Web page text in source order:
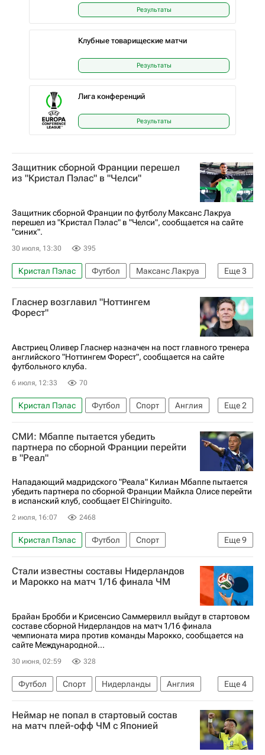
Результаты
Клубные товарищеские матчи
Результаты
Лига конференций
Результаты
Защитник сборной Франции перешел
из "Кристал Пэлас" в "Челси"
Защитник сборной Франции по футболу Максанс Лакруа
перешел из "Кристал Пэлас" в "Челси", сообщается на сайте
"синих".
30 июля, 13:30 395
Еще3
Кристал Пэлас Футбол
Максанс Лакруа
Челси
АПЛ 2026-2027 (Чемпионат Англии по футболу)
Гласнер возглавил "Ноттингем
Форест"
Австриец Оливер Гласнер назначен на пост главного тренера
английского "Ноттингем Форест", сообщается на сайте
футбольного клуба.
6 июля, 12:33 70
Еще2
Кристал Пэлас Футбол Спорт
Англия
Ноттингем Форест
Рид
СМИ: Мбаппе пытается убедить
партнера по сборной Франции перейти
в "Реал"
Нападающий мадридского "Реала" Килиан Мбаппе пытается
убедить партнера по сборной Франции Майкла Олисе перейти
в испанский клуб, сообщает El Chiringuito.
2 июля, 16:07 2468
Еще9
Кристал Пэлас Футбол
Спорт
Франция
Парагвай
Филадельфия
Флорентино Перес
Майкл Олисе
Бавария
Реал Мадрид
Стали известны составы Нидерландов
и Марокко на матч 1/16 финала ЧМ
Брайан Бробби и Крисенсио Саммервилл выйдут в стартовом
составе сборной Нидерландов на матч 1/16 финала
чемпионата мира против команды Марокко, сообщается на
сайте Международной...
30 июня, 02:59 328
Еще4
Футбол Спорт Нидерланды
Англия
Испания
Нуссаир Мазрауи
Международная федерация футбола (ФИФА)
Неймар не попал в стартовый состав
на матч плей-офф ЧМ с Японией